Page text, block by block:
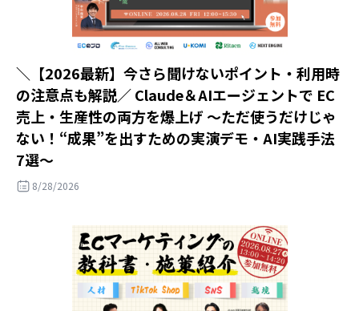
＼【2026最新】今さら聞けないポイント・利用時
の注意点も解説／ Claude＆AIエージェントで EC
売上・生産性の両方を爆上げ ～ただ使うだけじゃ
ない！“成果”を出すための実演デモ・AI実践手法
7選～
8/28/2026